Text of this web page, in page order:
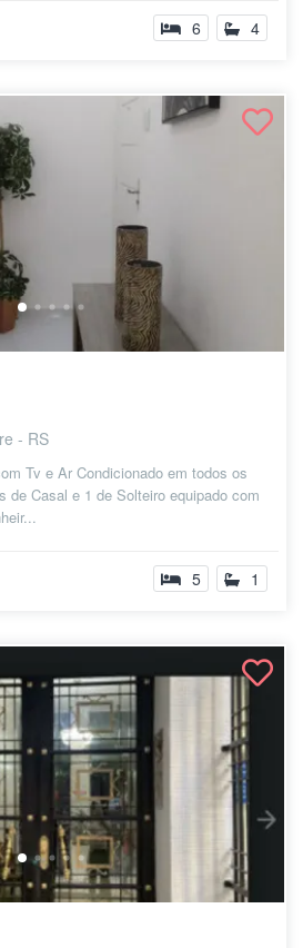
6 4
- RS
Tv e Ar Condicionado em todos os
de Casal e 1 de Solteiro equipado com
5 1